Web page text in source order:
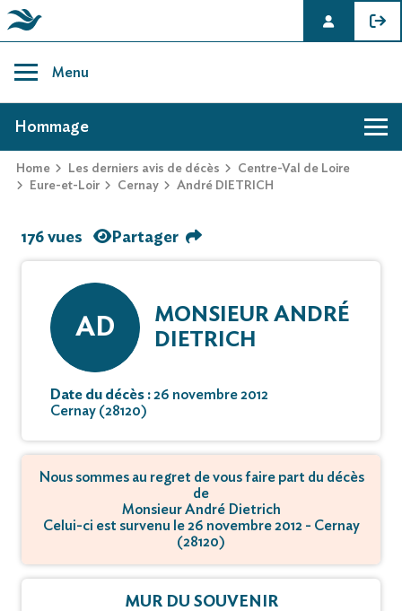
content
Menu
AVIS DE DÉCÈS DE ANDRÉ DIETRICH
Home Les derniers avis de décès
Centre-Val de Loire
Eure-et-Loir
Cernay André DIETRICH
Hommage
176 vues Partager
AD
MONSIEUR ANDRÉ
DIETRICH
Date du décès :26 novembre 2012
Cernay (28120)
Nous sommes au regret de vous faire part du décès
de
Monsieur André Dietrich
Celui-ci est survenu le 26 novembre 2012 - Cernay
(28120)
MUR DU SOUVENIR